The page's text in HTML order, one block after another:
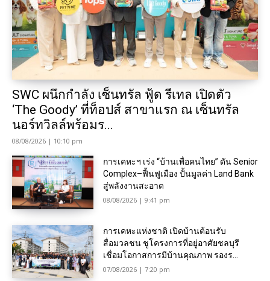
SWC ผนึกกำลัง เซ็นทรัล ฟู้ด รีเทล เปิดตัว
‘The Goody’ ที่ท็อปส์ สาขาแรก ณ เซ็นทรัล
นอร์ทวิลล์พร้อมร...
08/08/2026 | 10:10 pm
การเคหะฯ เร่ง “บ้านเพื่อคนไทย” ดัน Senior
Complex–ฟื้นฟูเมือง ปั้นมูลค่า Land Bank
สู่พลังงานสะอาด
08/08/2026 | 9:41 pm
การเคหะแห่งชาติ เปิดบ้านต้อนรับ
สื่อมวลชน ชูโครงการที่อยู่อาศัยชลบุรี
เชื่อมโอกาสการมีบ้านคุณภาพ รองร...
07/08/2026 | 7:20 pm